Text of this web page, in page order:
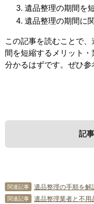
遺品整理の期間を
遺品整理の期間に
この記事を読むことで
間を短縮するメリット
分かるはずです。ぜひ参
記
1．遺品整理に
こと
3．遺品整理の
は業者に依頼を
関連記事 遺品整理の手順を解
関連記事